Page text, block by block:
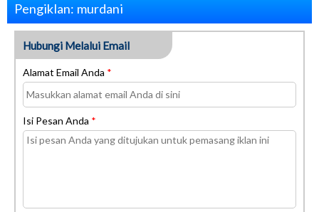
Pengiklan: murdani
Hubungi Melalui Email
Alamat Email Anda *
Isi Pesan Anda *